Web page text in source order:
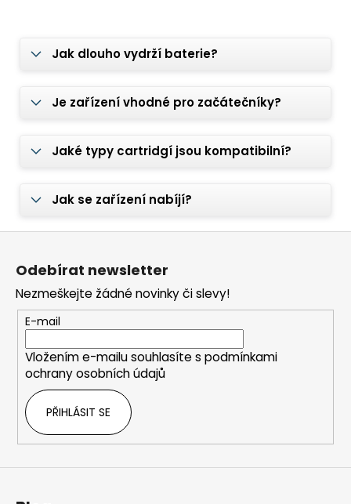
Jak dlouho vydrží baterie?
Je zařízení vhodné pro začátečníky?
Jaké typy cartridgí jsou kompatibilní?
Jak se zařízení nabíjí?
Odebírat newsletter
Nezmeškejte žádné novinky či slevy!
E-mail
Vložením e-mailu souhlasíte s podmínkami
ochrany osobních údajů
PŘIHLÁSIT SE